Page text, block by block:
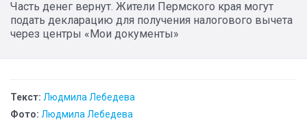
Часть денег вернут. Жители Пермского края могут
подать декларацию для получения налогового вычета
через центры «Мои документы»
Текст: Людмила Лебедева
Фото: Людмила Лебедева